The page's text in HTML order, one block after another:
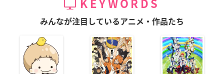
KEYWORDS
みんなが注目しているアニメ・作品たち